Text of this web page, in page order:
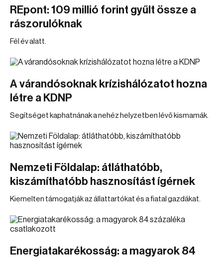
REpont: 109 millió forint gyűlt össze a
rászorulóknak
Fél év alatt.
A várandósoknak krízishálózatot hozna
létre a KDNP
Segítséget kaphatnának a nehéz helyzetben lévő kismamák.
Nemzeti Földalap: átláthatóbb,
kiszámíthatóbb hasznosítást ígérnek
Kiemelten támogatják az állattartókat és a fiatal gazdákat.
Energiatakarékosság: a magyarok 84